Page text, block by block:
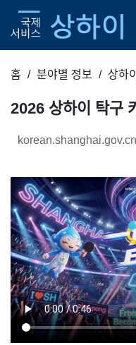
홈 분야별 정보 상하
2026 상하이 탁구
korean.shanghai.gov.cn